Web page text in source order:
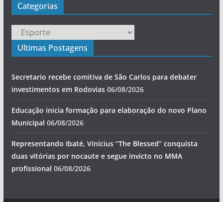
Categorias
Categorias
Ultimas Postagens
Secretario recebe comitiva de São Carlos para debater
investimentos em Rodovias 06/08/2026
Educação inicia formação para elaboração do novo Plano
Municipal 06/08/2026
Representando Ibaté, Vinícius “The Blessed” conquista
duas vitórias por nocaute e segue invicto no MMA
profissional 06/08/2026